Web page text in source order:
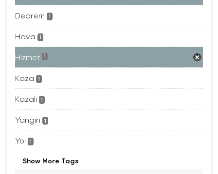
Deprem 1
Hava 1
Hizmet 1
Kaza 1
Kazalı 1
Yangın 1
Yol 1
Show More Tags